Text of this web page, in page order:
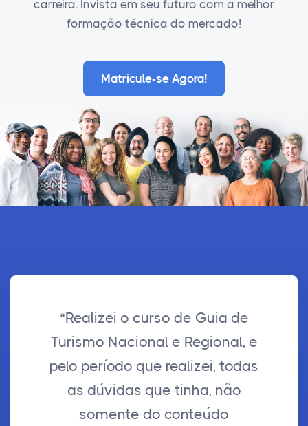
carreira. Invista em seu futuro com a melhor
formação técnica do mercado!
Matricule-se Agora!
“Realizei o curso de Guia de
Turismo Nacional e Regional, e
pelo período que realizei, todas
as dúvidas que tinha, não
somente do conteúdo